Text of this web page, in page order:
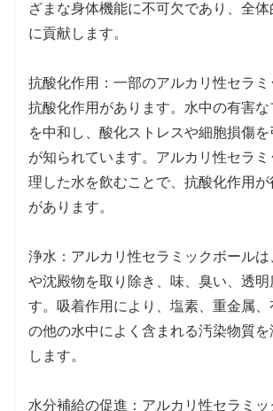
ざまな身体機能に不可欠であり、全
に貢献します。
抗酸化作用：一部のアルカリ性セラ
抗酸化作用があります。水中の有害
を中和し、酸化ストレスや細胞損傷を
が知られています。アルカリ性セラ
理した水を飲むことで、抗酸化作用
があります。
浄水：アルカリ性セラミックボール
や沈殿物を取り除き、味、臭い、透明
す。吸着作用により、塩素、重金属
の他の水中によく含まれる汚染物質
します。
水分補給の促進：アルカリ性セラミッ